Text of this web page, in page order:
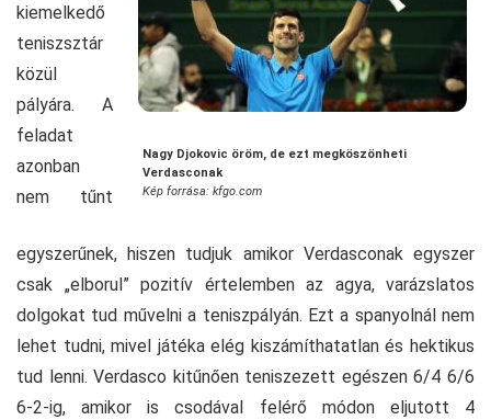
Nagy Djokovic öröm, de ezt megköszönheti
Verdasconak
Kép forrása: kfgo.com
kiemelkedő
teniszsztár
közül
pályára. A
feladat
azonban
nem tűnt
egyszerűnek, hiszen tudjuk amikor Verdasconak egyszer
csak „elborul” pozitív értelemben az agya, varázslatos
dolgokat tud művelni a teniszpályán. Ezt a spanyolnál nem
lehet tudni, mivel játéka elég kiszámíthatatlan és hektikus
tud lenni. Verdasco kitűnően teniszezett egészen 6/4 6/6
6-2-ig, amikor is csodával felérő módon eljutott 4